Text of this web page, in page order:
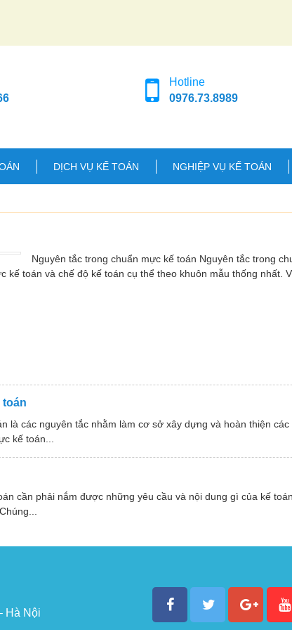
Hotline
0976.73.8989
DỊCH VỤ KẾ TOÁN NGHIỆP VỤ KẾ TOÁN
Nguyên tắc trong chuẩn mực kế toán Nguyên tắc trong
toán và chế độ kế toán cụ thể theo khuôn mẫu thống nhất.
toán
là các nguyên tắc nhằm làm cơ sở xây dựng và hoàn thiện
kế toán...
cần phải nắm được những yêu cầu và nội dung gì của kế
Hà Nội